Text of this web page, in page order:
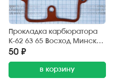
Прокладка карбюратора
К-62 63 65 Восход Минск
Планета Юпитер Урал
Днепр Буран Муравей
(попл. камеры)
50 ₽
в корзину